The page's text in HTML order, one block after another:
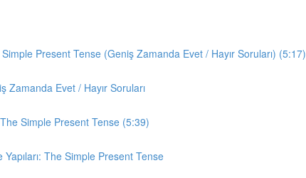
Present Tense (Geniş Zamanda Evet / Hayır Soruları) (5:17)
Zamanda Evet / Hayır Soruları
Simple Present Tense (5:39)
The Simple Present Tense